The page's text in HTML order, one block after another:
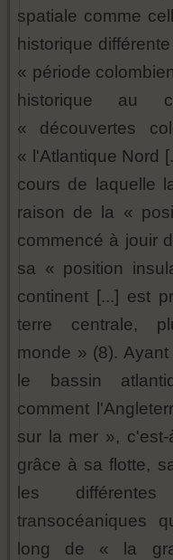
spatiale comme
historique
« période
historique au
« découvertes
« l'Atlantique Nord
cours de laquelle
raison de la «
commencé à jouir
sa « position
continent [...] est
terre centrale,
monde » (8).
le bassin
comment
sur la mer »,
grâce à sa flotte,
les
transocéaniques
long de « la